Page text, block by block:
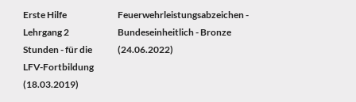
Erste Hilfe
Lehrgang 2
Stunden - für die
LFV-Fortbildung
(18.03.2019)
Feuerwehrleistungsabzeichen -
Bundeseinheitlich - Bronze
(24.06.2022)